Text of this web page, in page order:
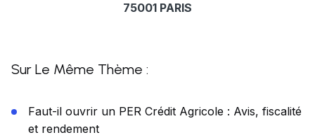
75001 PARIS
Sur Le Même Thème :
Faut-il ouvrir un PER Crédit Agricole : Avis, fiscalité
et rendement